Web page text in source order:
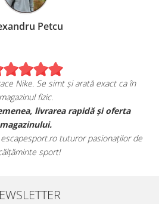
Petcu
Nike. Se simt și arată exact ca în
magazinul fizic.
livrarea rapidă și oferta
magazinului.
tuturor pasionaților de
sport!